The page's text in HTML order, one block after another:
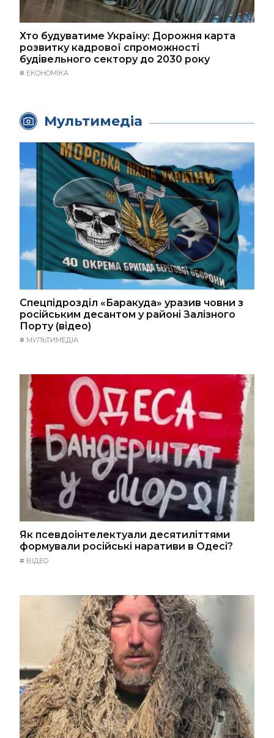
Хто будуватиме Україну: Дорожня карта
розвитку кадрової спроможності
будівельного сектору до 2030 року
# ЕКОНОМІКА
Мультимедіа
Спецпідрозділ «Баракуда» уразив човни з
російським десантом у районі Залізного
Порту (відео)
# МУЛЬТИМЕДІА
Як псевдоінтелектуали десятиліттями
формували російські наративи в Одесі?
# ВІДЕО